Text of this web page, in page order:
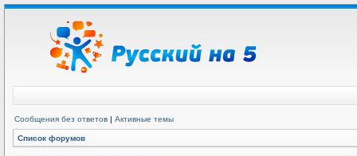
Сообщения без ответов | Активные темы
Список форумов